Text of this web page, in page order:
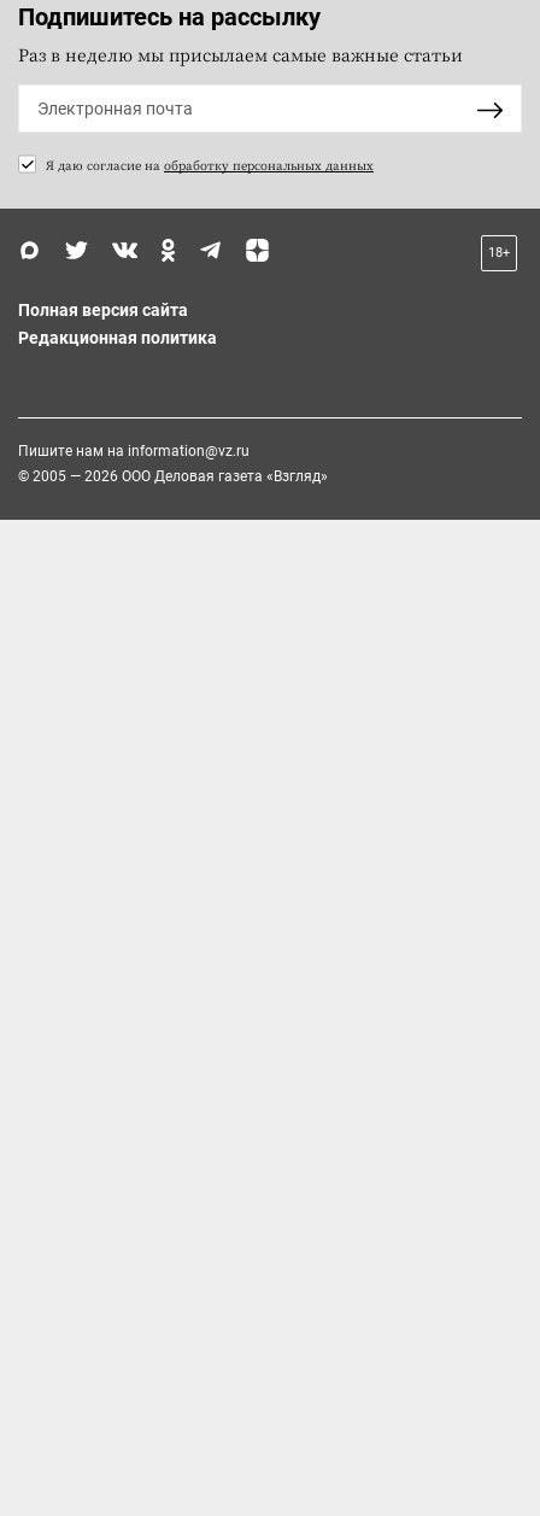
Подпишитесь на рассылку
Раз в неделю мы присылаем самые важные статьи
Я даю согласие на обработку персональных данных
18+
Полная версия сайта
Редакционная политика
Пишите нам на information@vz.ru
© 2005 — 2026 ООО Деловая газета «Взгляд»